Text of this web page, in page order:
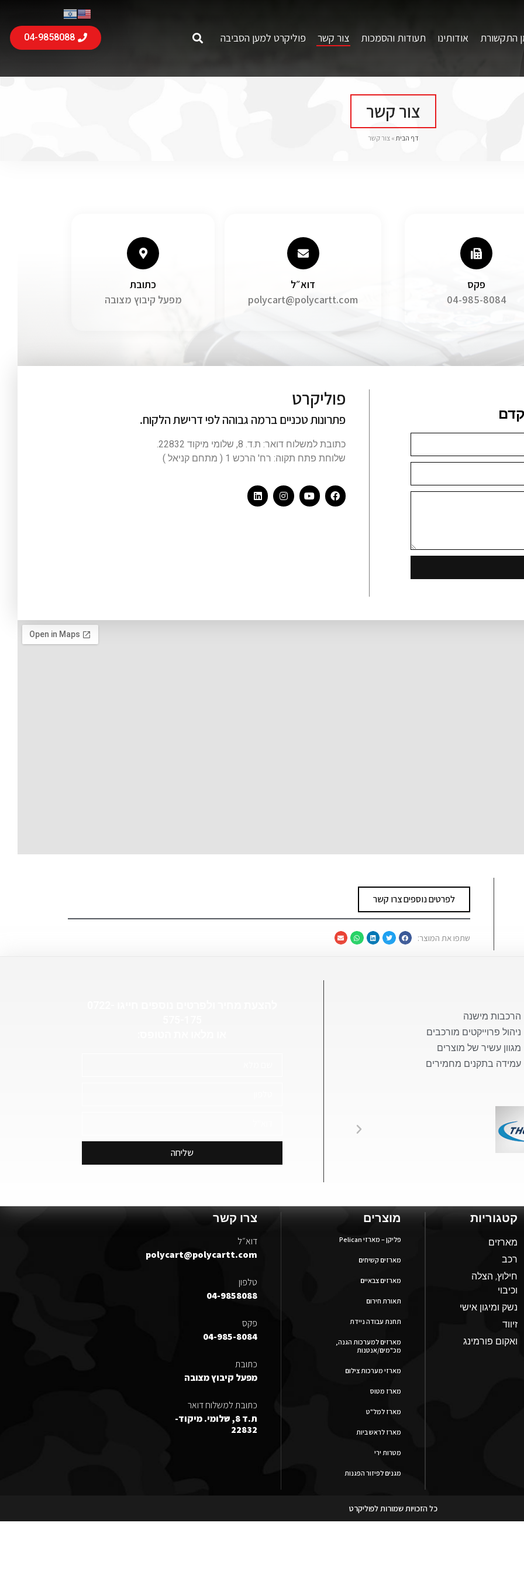
התקשורת אודותינו תעודות והסמכות צור קשר פוליקרט למען הסביבה 04-9858088
צור קשר
דף הבית »צור קשר
פקס
04-985-8084
דוא״ל
polycart@polycartt.com
כתובת
מפעל קיבוץ מצובה
פוליקרט
פתרונות טכניים ברמה גבוהה לפי דרישת הלקוח.
כתובת למשלוח דואר: ת.ד. 8, שלומי מיקוד 22832.
שלוחת פתח תקוה: רח' הרכש 1 ( מתחם קניאל )
לפרטים נוספים צרו קשר
שתפו את המוצר:
הרכבות מישנה
ניהול פרוייקטים מורכבים
מגוון עשיר של מוצרים
עמידה בתקנים מחמירים
שליחה
קטגוריות
מארזים
רכב
חילוץ, הצלה
וכיבוי
נשק ומיגון אישי
זיווד
ואקום פורמינג
מוצרים
פליקן – מארזי Pelican
מארזים קשיחים
מארזים צבאיים
תאורת חירום
תחנת עבודה ניידת
מארזים למערכות הגנה,
מכ"מים/אנטנות
מארזי מערכות צילום
מארז מטוס
מארז למל"ט
מארז לראש ביות
מטרות ירי
מגנים לפיזור הפגנות
צרו קשר
דוא״ל
polycart@polycartt.com
טלפון
04-9858088
פקס
04-985-8084
כתובת
מפעל קיבוץ מצובה
כתובת למשלוח דואר
ת.ד 8, שלומי. מיקוד-
22832
כל הזכויות שמורות לפוליקרט